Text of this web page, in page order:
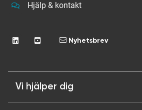
Hjälp & kontakt
Nyhetsbrev
Vi hjälper dig